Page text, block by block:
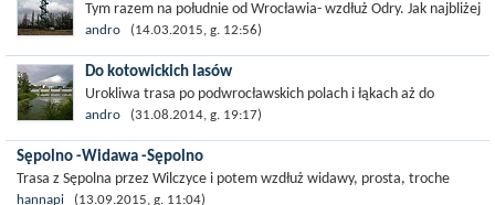
Tym razem na południe od Wrocławia- wzdłuż Odry. Jak najbliżej
rzeki - gdzie się da wałami, gdzie nie to tuż obok. Przez most
kolejowy w Kotowicach...
andro (14.03.2015, g. 12:56)
Do kotowickich lasów
Urokliwa trasa po podwrocławskich polach i łąkach aż do
kotowickich lasów objętych programem natura 2000 - "Grądy w
Dolinie Odry". Grąd...
andro (31.08.2014, g. 19:17)
Sępolno -Widawa -Sępolno
Trasa z Sępolna przez Wilczyce i potem wzdłuż widawy, prosta, troche
szosą, trochę wałami.
hannapi (13.09.2015, g. 11:04)